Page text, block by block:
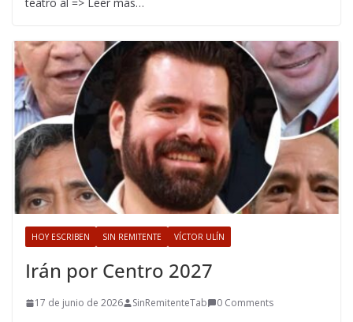
teatro al => Leer más…
HOY ESCRIBEN SIN REMITENTE VÍCTOR ULÍN
Irán por Centro 2027
17 de junio de 2026 SinRemitenteTab 0 Comments